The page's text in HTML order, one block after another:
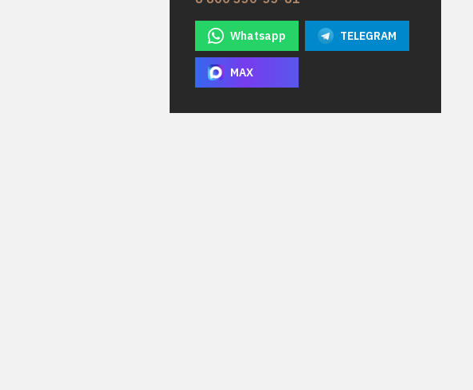
Whatsapp TELEGRAM
MAX